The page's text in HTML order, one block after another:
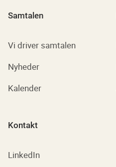
Samtalen
Vi driver samtalen
Nyheder
Kalender
Kontakt
LinkedIn